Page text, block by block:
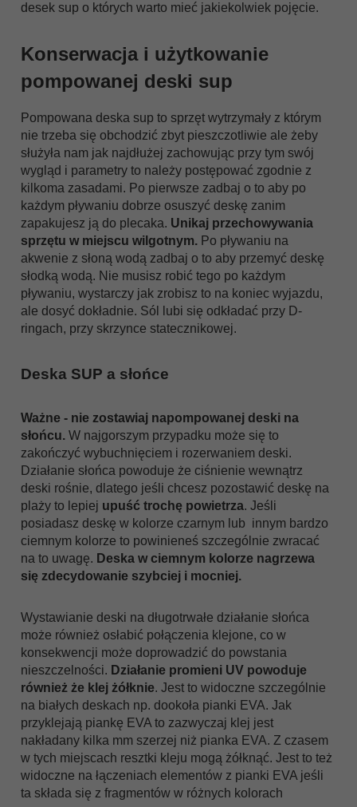
desek sup o których warto mieć jakiekolwiek pojęcie.
Konserwacja i użytkowanie
pompowanej deski sup
Pompowana deska sup to sprzęt wytrzymały z którym
nie trzeba się obchodzić zbyt pieszczotliwie ale żeby
służyła nam jak najdłużej zachowując przy tym swój
wygląd i parametry to należy postępować zgodnie z
kilkoma zasadami. Po pierwsze zadbaj o to aby po
każdym pływaniu dobrze osuszyć deskę zanim
zapakujesz ją do plecaka. Unikaj przechowywania
sprzętu w miejscu wilgotnym. Po pływaniu na
akwenie z słoną wodą zadbaj o to aby przemyć deskę
słodką wodą. Nie musisz robić tego po każdym
pływaniu, wystarczy jak zrobisz to na koniec wyjazdu,
ale dosyć dokładnie. Sól lubi się odkładać przy D-
ringach, przy skrzynce statecznikowej.
Deska SUP a słońce
Ważne - nie zostawiaj napompowanej deski na
słońcu. W najgorszym przypadku może się to
zakończyć wybuchnięciem i rozerwaniem deski.
Działanie słońca powoduje że ciśnienie wewnątrz
deski rośnie, dlatego jeśli chcesz pozostawić deskę na
plaży to lepiej upuść trochę powietrza. Jeśli
posiadasz deskę w kolorze czarnym lub innym bardzo
ciemnym kolorze to powinieneś szczególnie zwracać
na to uwagę. Deska w ciemnym kolorze nagrzewa
się zdecydowanie szybciej i mocniej.
Wystawianie deski na długotrwałe działanie słońca
może również osłabić połączenia klejone, co w
konsekwencji może doprowadzić do powstania
nieszczelności. Działanie promieni UV powoduje
również że klej żółknie. Jest to widoczne szczególnie
na białych deskach np. dookoła pianki EVA. Jak
przyklejają piankę EVA to zazwyczaj klej jest
nakładany kilka mm szerzej niż pianka EVA. Z czasem
w tych miejscach resztki kleju mogą żółknąć. Jest to też
widoczne na łączeniach elementów z pianki EVA jeśli
ta składa się z fragmentów w różnych kolorach